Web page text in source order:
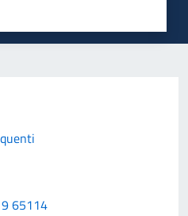
65114